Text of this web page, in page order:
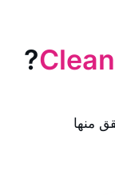
?